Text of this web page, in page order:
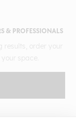
& PROFESSIONALS